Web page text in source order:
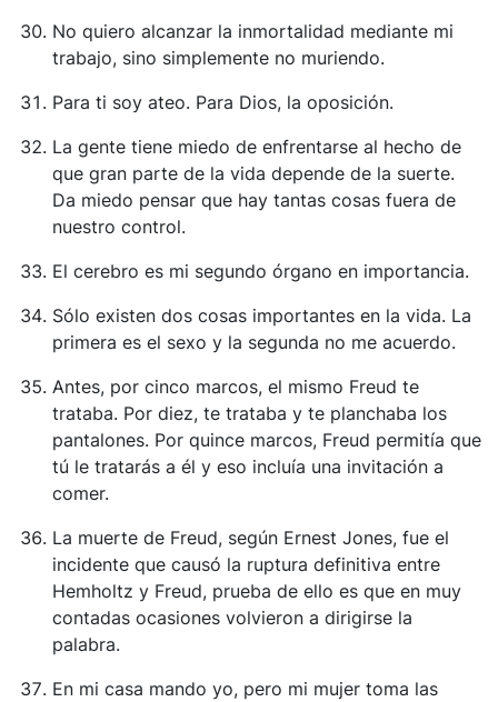
No quiero alcanzar la inmortalidad mediante mi
trabajo, sino simplemente no muriendo.
Para ti soy ateo. Para Dios, la oposición.
La gente tiene miedo de enfrentarse al hecho de
que gran parte de la vida depende de la suerte.
Da miedo pensar que hay tantas cosas fuera de
nuestro control.
El cerebro es mi segundo órgano en importancia.
Sólo existen dos cosas importantes en la vida. La
primera es el sexo y la segunda no me acuerdo.
Antes, por cinco marcos, el mismo Freud te
trataba. Por diez, te trataba y te planchaba los
pantalones. Por quince marcos, Freud permitía que
tú le tratarás a él y eso incluía una invitación a
comer.
La muerte de Freud, según Ernest Jones, fue el
incidente que causó la ruptura definitiva entre
Hemholtz y Freud, prueba de ello es que en muy
contadas ocasiones volvieron a dirigirse la
palabra.
En mi casa mando yo, pero mi mujer toma las